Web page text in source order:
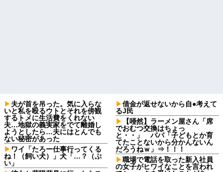
夫が首を吊った。気に入らな
いと私を殴るウトとそれを傍観
するトメに生活費をくれない
夫…地獄の義実家をでて離婚し
ようとしたら…夫にはとんでも
ない秘密があった
ワイ「たろー仕事行ってくる
ね！（飼い犬）」犬「…？（ぷ
い」
借金が返せないから自●考えて
るJ民
【唖然】ラーメン屋さん「席
でおむつ交換はちょっ
と・・」 パパ「子どもとか育
てたことないから分かんないん
だろうねｗ」⇒！！！
職場で電話を取った新入社員
の女子がヒワイなことを言われ